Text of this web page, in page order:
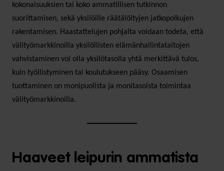
kokonaisuuksien tai koko ammatillisen tutkinnon
suorittamisen, sekä yksilöille räätälöityjen jatkopolkujen
rakentamisen. Haastattelujen pohjalta voidaan todeta, että
välityömarkkinoilla yksilöllisten elämänhallintataitojen
vahvistaminen voi olla yksilötasolla yhtä merkittävä tulos,
kuin työllistyminen tai koulutukseen pääsy. Osaamisen
tuottaminen on monipuolista ja monitasoista toimintaa
välityömarkkinoilla.
Haaveet leipurin ammatista